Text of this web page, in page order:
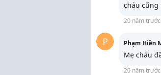
cháu
20 năm trước
P Phạm Hiền
Mẹ cháu
20 năm trước